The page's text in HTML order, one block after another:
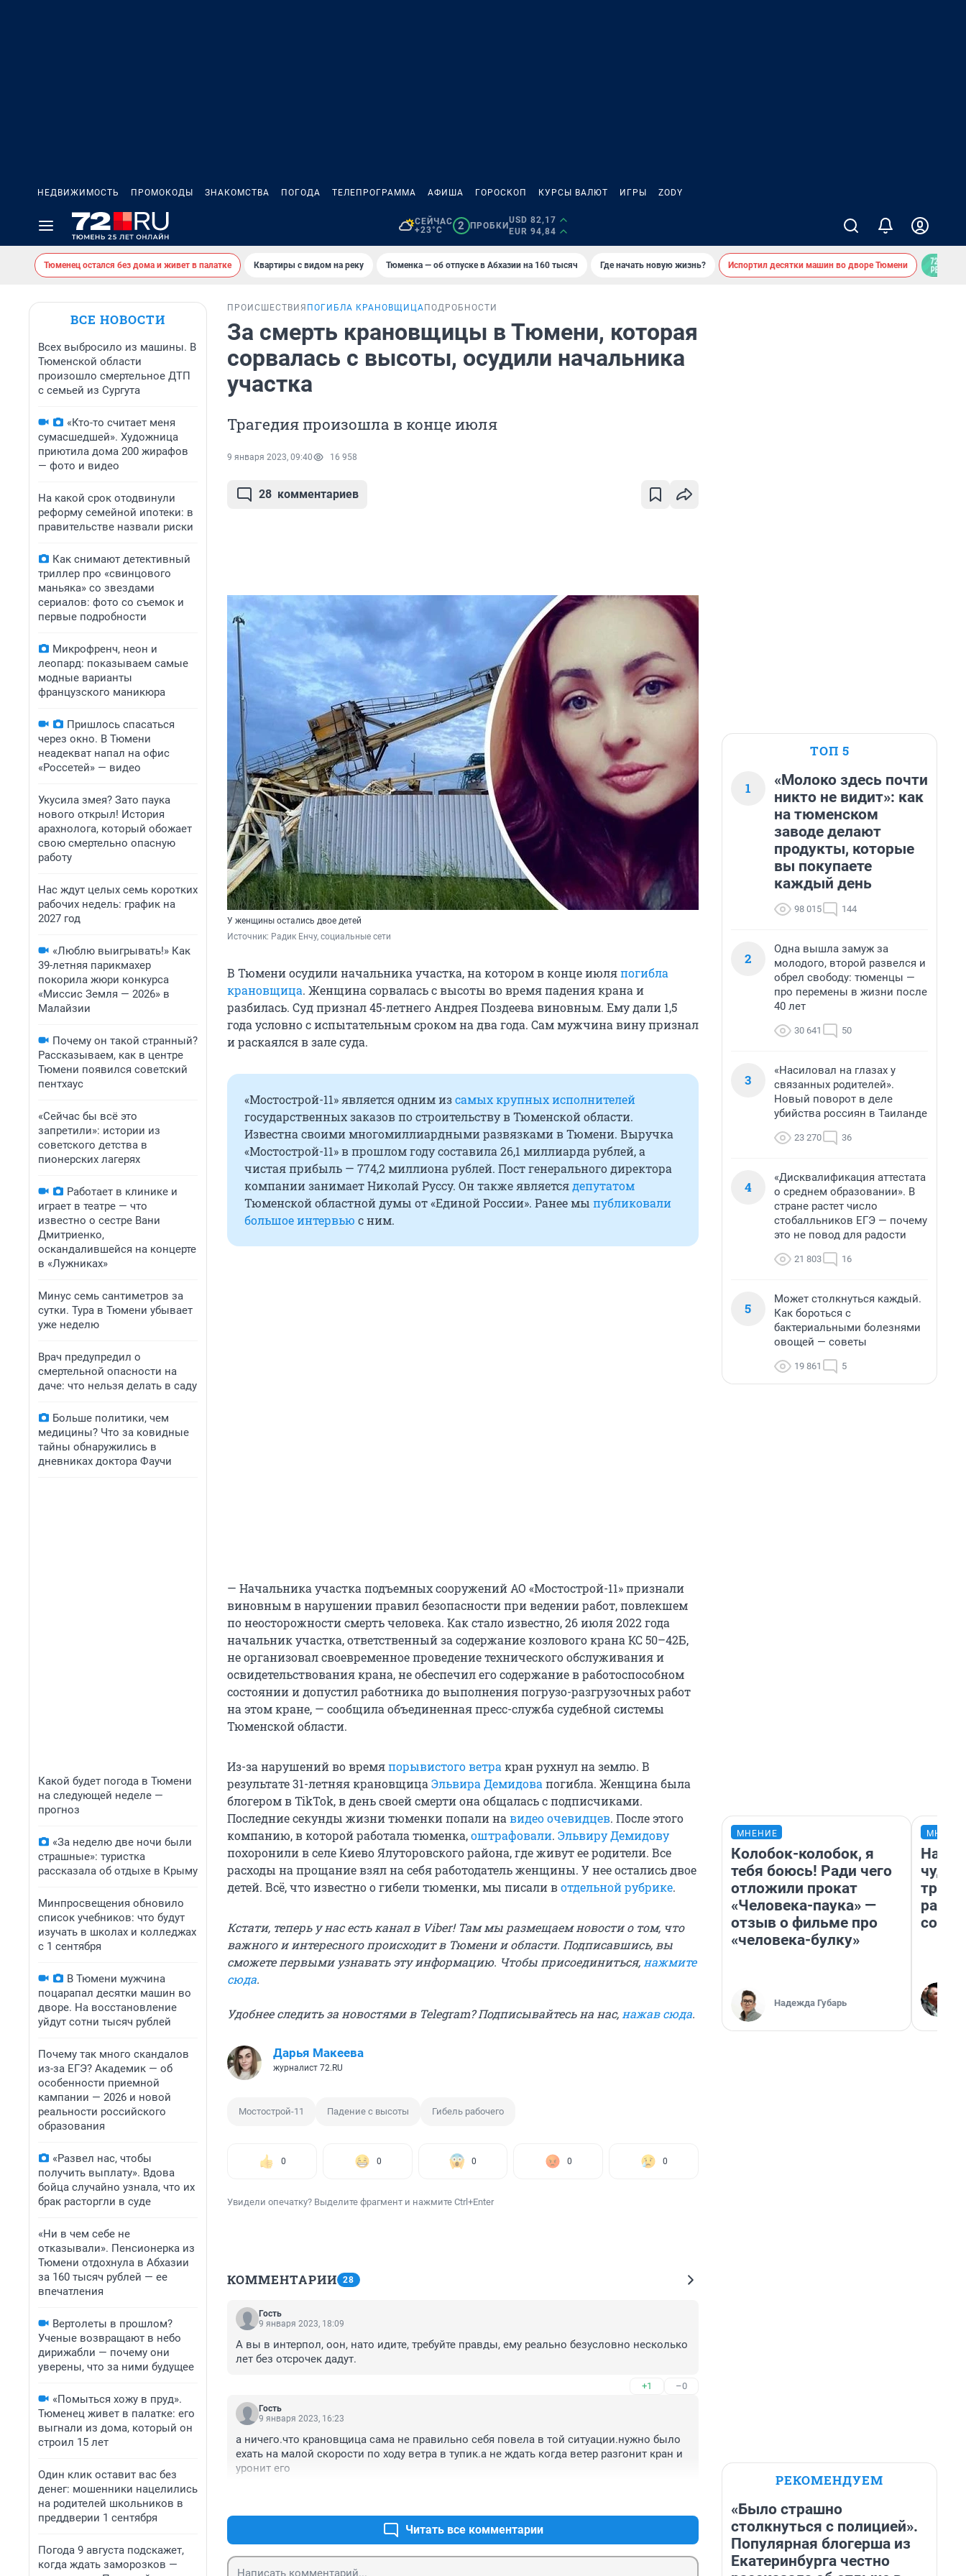
НЕДВИЖИМОСТЬ ПРОМОКОДЫ ЗНАКОМСТВА ПОГОДА ТЕЛЕПРОГРАММА АФИША ГОРОСКОП КУРСЫ ВАЛЮТ ИГРЫ ZODY
СЕЙЧАС
+23°C
2 ПРОБКИ
USD 82,17
EUR 94,84
Тюменец остался без дома и живет в палатке Квартиры с видом на реку Тюменка — об отпуске в Абхазии на 160 тысяч Где начать новую жизнь? Испортил десятки машин во дворе Тюмени
ВСЕ НОВОСТИ
Всех выбросило из машины. В
Тюменской области
произошло смертельное ДТП
с семьей из Сургута
«Кто-то считает меня
сумасшедшей». Художница
приютила дома 200 жирафов
— фото и видео
На какой срок отодвинули
реформу семейной ипотеки: в
правительстве назвали риски
Как снимают детективный
триллер про «свинцового
маньяка» со звездами
сериалов: фото со съемок и
первые подробности
Микрофренч, неон и
леопард: показываем самые
модные варианты
французского маникюра
Пришлось спасаться
через окно. В Тюмени
неадекват напал на офис
«Россетей» — видео
Укусила змея? Зато паука
нового открыл! История
арахнолога, который обожает
свою смертельно опасную
работу
Нас ждут целых семь коротких
рабочих недель: график на
2027 год
«Люблю выигрывать!» Как
39-летняя парикмахер
покорила жюри конкурса
«Миссис Земля — 2026» в
Малайзии
Почему он такой странный?
Рассказываем, как в центре
Тюмени появился советский
пентхаус
«Сейчас бы всё это
запретили»: истории из
советского детства в
пионерских лагерях
Работает в клинике и
играет в театре — что
известно о сестре Вани
Дмитриенко,
оскандалившейся на концерте
в «Лужниках»
Минус семь сантиметров за
сутки. Тура в Тюмени убывает
уже неделю
Врач предупредил о
смертельной опасности на
даче: что нельзя делать в саду
Больше политики, чем
медицины? Что за ковидные
тайны обнаружились в
дневниках доктора Фаучи
Какой будет погода в Тюмени
на следующей неделе —
прогноз
«За неделю две ночи были
страшные»: туристка
рассказала об отдыхе в Крыму
Минпросвещения обновило
список учебников: что будут
изучать в школах и колледжах
с 1 сентября
В Тюмени мужчина
поцарапал десятки машин во
дворе. На восстановление
уйдут сотни тысяч рублей
Почему так много скандалов
из-за ЕГЭ? Академик — об
особенности приемной
кампании — 2026 и новой
реальности российского
образования
«Развел нас, чтобы
получить выплату». Вдова
бойца случайно узнала, что их
брак расторгли в суде
«Ни в чем себе не
отказывали». Пенсионерка из
Тюмени отдохнула в Абхазии
за 160 тысяч рублей — ее
впечатления
Вертолеты в прошлом?
Ученые возвращают в небо
дирижабли — почему они
уверены, что за ними будущее
«Помыться хожу в пруд».
Тюменец живет в палатке: его
выгнали из дома, который он
строил 15 лет
Один клик оставит вас без
денег: мошенники нацелились
на родителей школьников в
преддверии 1 сентября
Погода 9 августа подскажет,
когда ждать заморозков —
ПРОИСШЕСТВИЯ ПОГИБЛА КРАНОВЩИЦА ПОДРОБНОСТИ
За смерть крановщицы в Тюмени, которая
сорвалась с высоты, осудили начальника
участка
Трагедия произошла в конце июля
9 января 2023, 09:40 16 958
28 комментариев
У женщины остались двое детей
Источник: Радик Енчу, социальные сети
В Тюмени осудили начальника участка, на котором в конце июляпогибла
крановщица. Женщина сорвалась с высоты во время падения крана и
разбилась. Суд признал 45-летнего Андрея Поздеева виновным. Ему дали 1,5
года условно с испытательным сроком на два года. Сам мужчина вину признал
и раскаялся в зале суда.
«Мостострой-11» является одним изсамых крупных исполнителей
государственных заказов по строительству в Тюменской области.
Известна своими многомиллиардными развязками в Тюмени. Выручка
«Мостострой-11» в прошлом году составила 26,1 миллиарда рублей, а
чистая прибыль — 774,2 миллиона рублей. Пост генерального директора
компании занимает Николай Руссу. Он также являетсядепутатом
Тюменской областной думы от «Единой России». Ранее мы публиковали
большое интервью с ним.
— Начальника участка подъемных сооружений АО «Мостострой-11» признали
виновным в нарушении правил безопасности при ведении работ, повлекшем
по неосторожности смерть человека. Как стало известно, 26 июля 2022 года
начальник участка, ответственный за содержание козлового крана КС 50–42Б,
не организовал своевременное проведение технического обслуживания и
освидетельствования крана, не обеспечил его содержание в работоспособном
состоянии и допустил работника до выполнения погрузо-разгрузочных работ
на этом кране, — сообщила объединенная пресс-служба судебной системы
Тюменской области.
Из-за нарушений во времяпорывистого ветра кран рухнул на землю. В
результате 31-летняя крановщица Эльвира Демидова погибла. Женщина была
блогером в TikTok, в день своей смерти она общалась с подписчиками.
Последние секунды жизни тюменки попали на видео очевидцев. После этого
компанию, в которой работала тюменка,оштрафовали. Эльвиру Демидову
похоронили в селе Киево Ялуторовского района, где живут ее родители. Все
расходы на прощание взял на себя работодатель женщины. У нее остались двое
детей. Всё, что известно о гибели тюменки, мы писали вотдельной рубрике.
Кстати, теперь у нас есть канал в Viber! Там мы размещаем новости о том, что
важного и интересного происходит в Тюмени и области. Подписавшись, вы
сможете первыми узнавать эту информацию. Чтобы присоединиться, нажмите
сюда.
Удобнее следить за новостями в Telegram? Подписывайтесь на нас, нажав сюда.
Дарья Макеева
журналист 72.RU
Мостострой-11 Падение с высоты Гибель рабочего
0 0 0 0 0
Увидели опечатку? Выделите фрагмент и нажмите Ctrl+Enter
КОММЕНТАРИИ 28
Гость
9 января 2023, 18:09
А вы в интерпол, оон, нато идите, требуйте правды, ему реально безусловно несколько
лет без отсрочек дадут.
+1 –0
Гость
9 января 2023, 16:23
а ничего.что крановщица сама не правильно себя повела в той ситуации.нужно было
ехать на малой скорости по ходу ветра в тупик.а не ждать когда ветер разгонит кран и
уронит его
Читать все комментарии
ТОП 5
1
«Молоко здесь почти
никто не видит»: как
на тюменском
заводе делают
продукты, которые
вы покупаете
каждый день
98 015 144
2
Одна вышла замуж за
молодого, второй развелся и
обрел свободу: тюменцы —
про перемены в жизни после
40 лет
30 641 50
3
«Насиловал на глазах у
связанных родителей».
Новый поворот в деле
убийства россиян в Таиланде
23 270 36
4
«Дисквалификация аттестата
о среднем образовании». В
стране растет число
стобалльников ЕГЭ — почему
это не повод для радости
21 803 16
5
Может столкнуться каждый.
Как бороться с
бактериальными болезнями
овощей — советы
19 861 5
МНЕНИЕ
Колобок-колобок, я
тебя боюсь! Ради чего
отложили прокат
«Человека-паука» —
отзыв о фильме про
«человека-булку»
Надежда Губарь
РЕКОМЕНДУЕМ
«Было страшно
столкнуться с полицией».
Популярная блогерша из
Екатеринбурга честно